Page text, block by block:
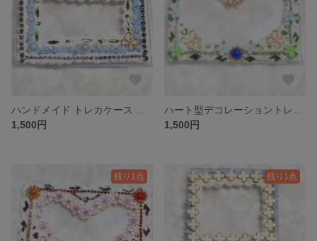
1,500円
1,500円
残り1点 残り1点